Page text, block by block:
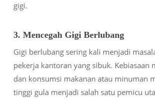
gigi.
3. Mencegah Gigi Berlubang
Gigi berlubang sering kali menjadi
pekerja kantoran yang sibuk. Kebiasaan
dan konsumsi makanan atau minuman
tinggi gula menjadi salah satu pemicu